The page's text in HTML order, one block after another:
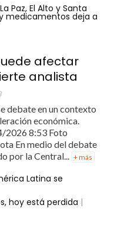
Paz, El Alto y Santa
medicamentos deja a
afectar
analista
debate en un contexto
económica.
2026 8:53 Foto
En medio del debate
por la Central... + más
Latina se
hoy está perdida |